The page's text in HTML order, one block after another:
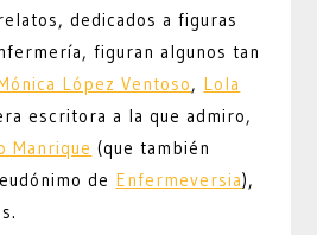
dedicados a figuras
figuran algunos tan
López Ventoso, Lola
escritora a la que admiro,
Manrique (que también
de Enfermeversia),